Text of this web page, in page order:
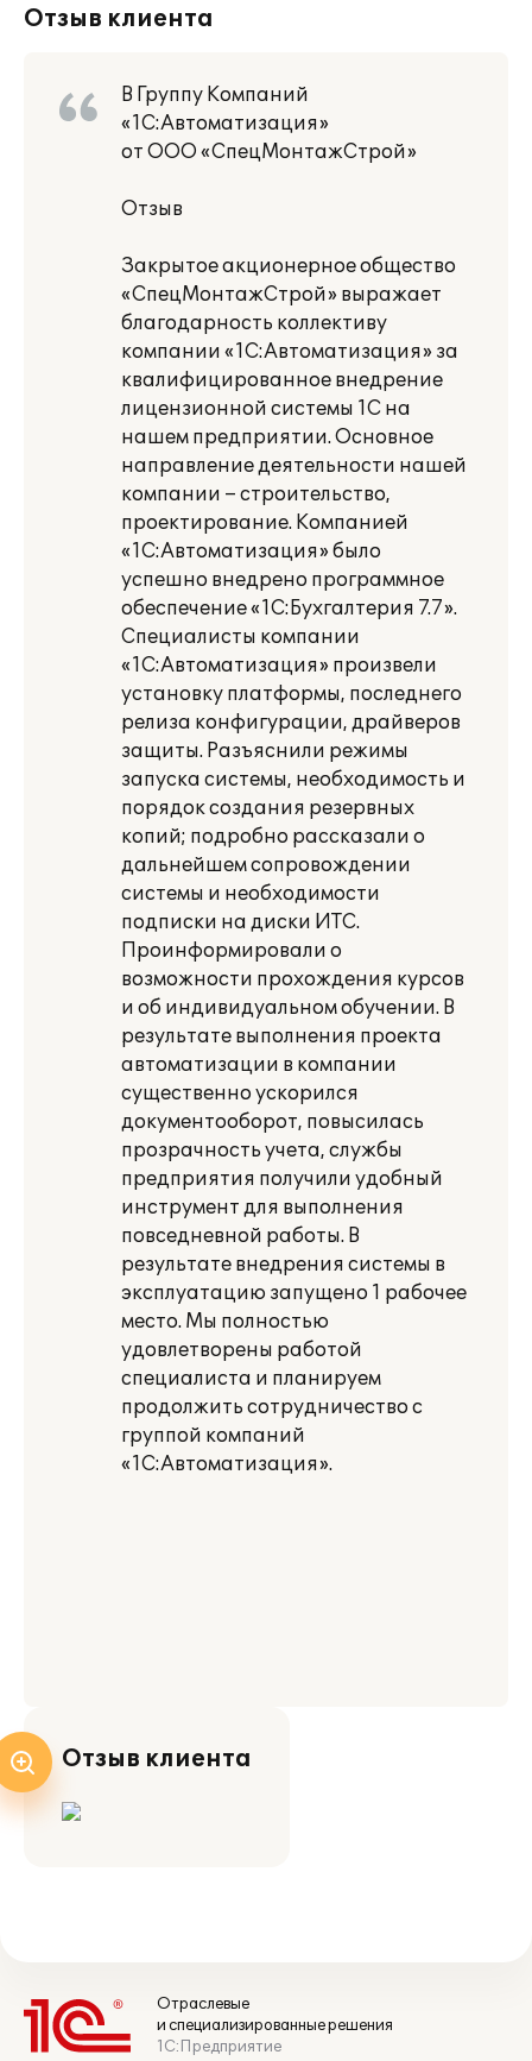
Отзыв клиента
В Группу Компаний
«1С:Автоматизация»
от ООО «СпецМонтажСтрой»
Отзыв
Закрытое акционерное общество
«СпецМонтажСтрой» выражает
благодарность коллективу
компании «1С:Автоматизация» за
квалифицированное внедрение
лицензионной системы 1С на
нашем предприятии. Основное
направление деятельности нашей
компании – строительство,
проектирование. Компанией
«1С:Автоматизация» было
успешно внедрено программное
обеспечение «1С:Бухгалтерия 7.7».
Специалисты компании
«1С:Автоматизация» произвели
установку платформы, последнего
релиза конфигурации, драйверов
защиты. Разъяснили режимы
запуска системы, необходимость и
порядок создания резервных
копий; подробно рассказали о
дальнейшем сопровождении
системы и необходимости
подписки на диски ИТС.
Проинформировали о
возможности прохождения курсов
и об индивидуальном обучении. В
результате выполнения проекта
автоматизации в компании
существенно ускорился
документооборот, повысилась
прозрачность учета, службы
предприятия получили удобный
инструмент для выполнения
повседневной работы. В
результате внедрения системы в
эксплуатацию запущено 1 рабочее
место. Мы полностью
удовлетворены работой
специалиста и планируем
продолжить сотрудничество с
группой компаний
«1С:Автоматизация».
Отзыв клиента
Отраслевые
и специализированные решения
1С:Предприятие